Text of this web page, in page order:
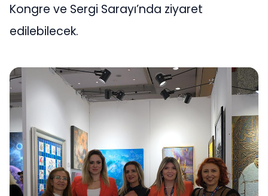
Kongre ve Sergi Sarayı’nda ziyaret
edilebilecek.